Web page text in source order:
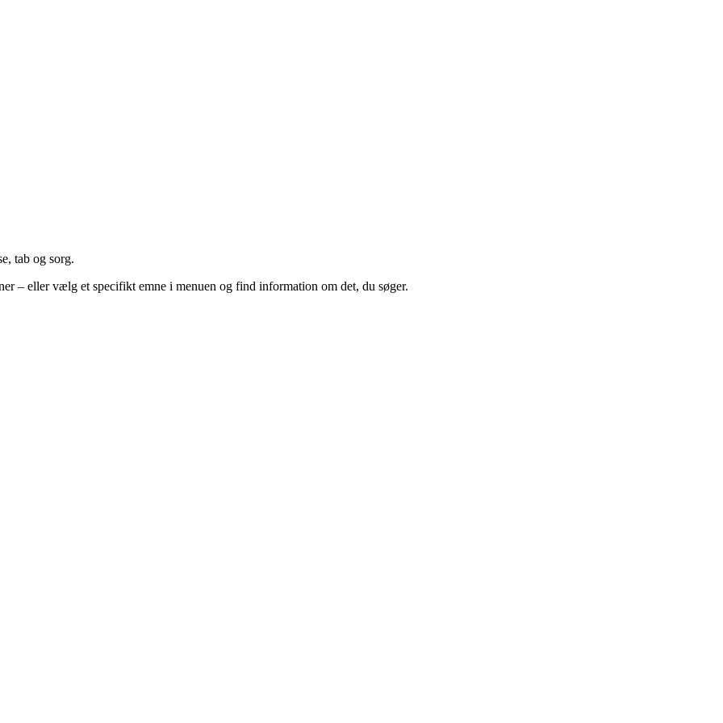
tab og sorg.
– eller vælg et specifikt emne i menuen og find information om det, du søger.